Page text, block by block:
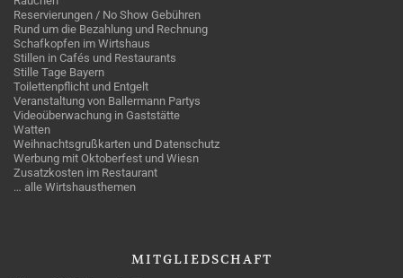
Reservierungen / No Show Gebühren
Rund um die Bezahlung und Rechnung
Schafkopfen im Wirtshaus
Stillen in Cafés und Restaurants
Stille Tage Bayern
Toilettenpflicht und Entgelt
Veranstaltung von Ballermann Partys
Videoüberwachung in Gaststätte
Watten
Weihnachtsgrußkarten und Datenschutz
Werbung mit Oktoberfest und Wiesn
Zusatzkosten im Restaurant
… alle Wirtshausthemen
MITGLIEDSCHAFT